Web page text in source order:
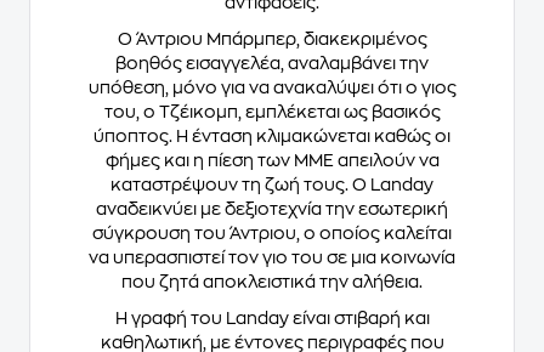
Ο Άντριου Μπάρμπερ, διακεκριμένος
βοηθός εισαγγελέα, αναλαμβάνει την
υπόθεση, μόνο για να ανακαλύψει ότι ο γιος
του, ο Τζέικομπ, εμπλέκεται ως βασικός
ύποπτος. Η ένταση κλιμακώνεται καθώς οι
φήμες και η πίεση των ΜΜΕ απειλούν να
καταστρέψουν τη ζωή τους. Ο Landay
αναδεικνύει με δεξιοτεχνία την εσωτερική
σύγκρουση του Άντριου, ο οποίος καλείται
να υπερασπιστεί τον γιο του σε μια κοινωνία
που ζητά αποκλειστικά την αλήθεια.
Η γραφή του Landay είναι στιβαρή και
καθηλωτική, με έντονες περιγραφές που